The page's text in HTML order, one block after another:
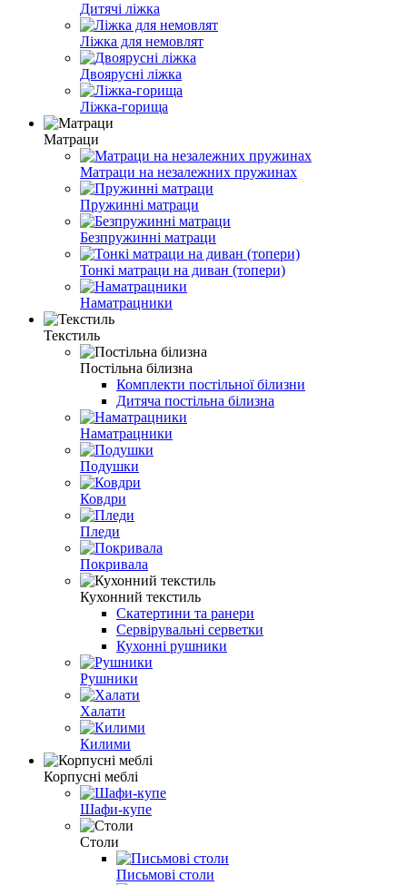
Дитячі ліжка
Ліжка для немовлят
Двоярусні ліжка
Ліжка-горища
Матраци
Матраци на незалежних пружинах
Пружинні матраци
Безпружинні матраци
Тонкі матраци на диван (топери)
Наматрацники
Текстиль
Постільна білизна
Комплекти постільної білизни
Дитяча постільна білизна
Наматрацники
Подушки
Ковдри
Пледи
Покривала
Кухонний текстиль
Скатертини та ранери
Сервірувальні серветки
Кухонні рушники
Рушники
Халати
Килими
Корпусні меблі
Шафи-купе
Столи
Письмові столи